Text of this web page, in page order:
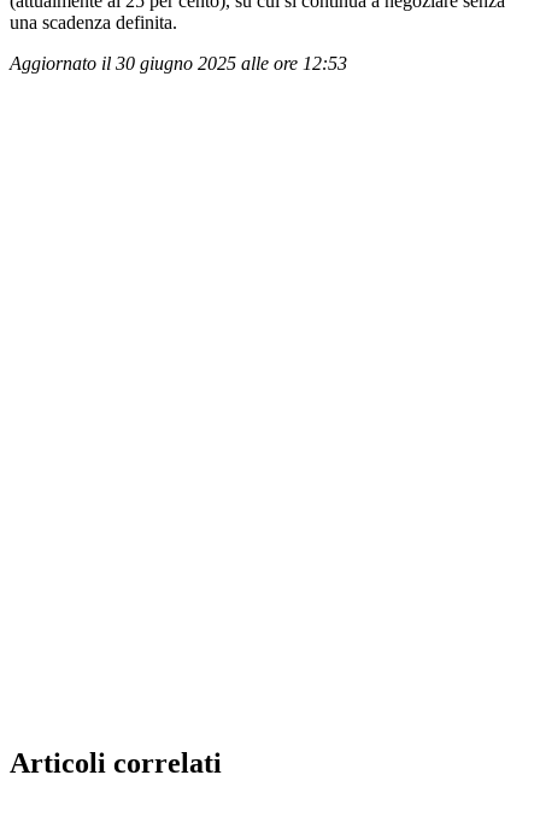
una scadenza definita.
Aggiornato il 30 giugno 2025 alle ore 12:53
Articoli correlati